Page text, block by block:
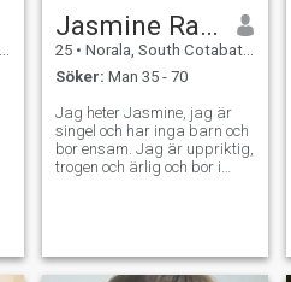
Jasmine Rayda
25 • Norala, South Cotabato, Filippinerna
Söker: Man 35 - 70
Jag heter Jasmine, jag är
singel och har inga barn och
bor ensam. Jag är uppriktig,
trogen och ärlig och bor i